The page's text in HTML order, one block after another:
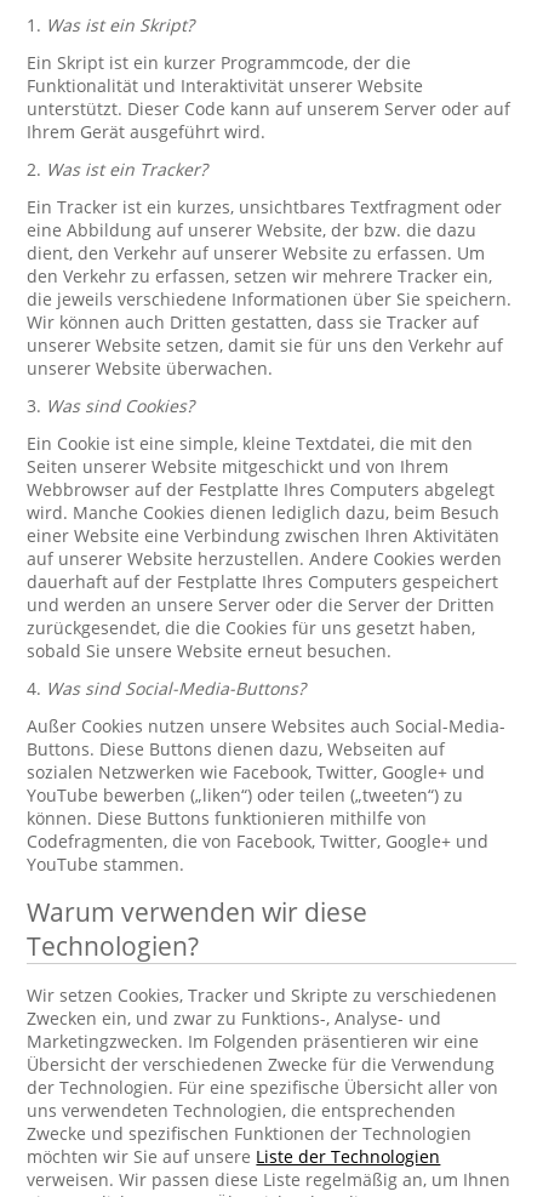
1. Was ist ein Skript?
Ein Skript ist ein kurzer Programmcode, der die
Funktionalität und Interaktivität unserer Website
unterstützt. Dieser Code kann auf unserem Server oder auf
Ihrem Gerät ausgeführt wird.
2. Was ist ein Tracker?
Ein Tracker ist ein kurzes, unsichtbares Textfragment oder
eine Abbildung auf unserer Website, der bzw. die dazu
dient, den Verkehr auf unserer Website zu erfassen. Um
den Verkehr zu erfassen, setzen wir mehrere Tracker ein,
die jeweils verschiedene Informationen über Sie speichern.
Wir können auch Dritten gestatten, dass sie Tracker auf
unserer Website setzen, damit sie für uns den Verkehr auf
unserer Website überwachen.
3. Was sind Cookies?
Ein Cookie ist eine simple, kleine Textdatei, die mit den
Seiten unserer Website mitgeschickt und von Ihrem
Webbrowser auf der Festplatte Ihres Computers abgelegt
wird. Manche Cookies dienen lediglich dazu, beim Besuch
einer Website eine Verbindung zwischen Ihren Aktivitäten
auf unserer Website herzustellen. Andere Cookies werden
dauerhaft auf der Festplatte Ihres Computers gespeichert
und werden an unsere Server oder die Server der Dritten
zurückgesendet, die die Cookies für uns gesetzt haben,
sobald Sie unsere Website erneut besuchen.
4. Was sind Social-Media-Buttons?
Außer Cookies nutzen unsere Websites auch Social-Media-
Buttons. Diese Buttons dienen dazu, Webseiten auf
sozialen Netzwerken wie Facebook, Twitter, Google+ und
YouTube bewerben („liken“) oder teilen („tweeten“) zu
können. Diese Buttons funktionieren mithilfe von
Codefragmenten, die von Facebook, Twitter, Google+ und
YouTube stammen.
Warum verwenden wir diese
Technologien?
Wir setzen Cookies, Tracker und Skripte zu verschiedenen
Zwecken ein, und zwar zu Funktions-, Analyse- und
Marketingzwecken. Im Folgenden präsentieren wir eine
Übersicht der verschiedenen Zwecke für die Verwendung
der Technologien. Für eine spezifische Übersicht aller von
uns verwendeten Technologien, die entsprechenden
Zwecke und spezifischen Funktionen der Technologien
möchten wir Sie auf unsere Liste der Technologien
verweisen. Wir passen diese Liste regelmäßig an, um Ihnen